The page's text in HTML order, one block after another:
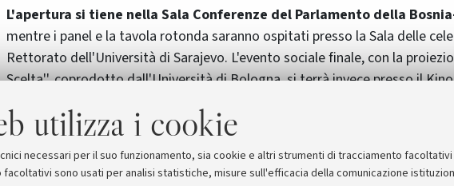
utilizza i cookie
necessari per il suo funzionamento, sia cookie e altri strumenti di tracciamento
sono usati per analisi statistiche, misure sull'efficacia della comunicazione
L'apertura si tiene nella Sala Conferenze del Parlamento della
mentre i panel e la tavola rotonda saranno ospitati presso la Sala delle
Rettorato dell'Università di Sarajevo. L'evento sociale finale, con la
Scelta'', coprodotto dall'Università di Bologna, si terrà invece presso il
La conferenza è realizzata grazie all'Unione Europea